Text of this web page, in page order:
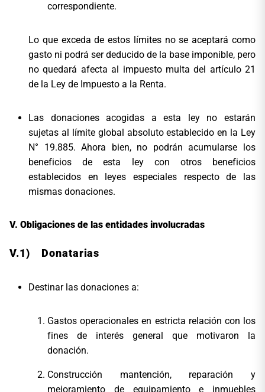
correspondiente.
Lo que exceda de estos límites no se aceptará como
gasto ni podrá ser deducido de la base imponible, pero
no quedará afecta al impuesto multa del artículo 21
de la Ley de Impuesto a la Renta.
Las donaciones acogidas a esta ley no estarán
sujetas al límite global absoluto establecido en la Ley
N° 19.885. Ahora bien, no podrán acumularse los
beneficios de esta ley con otros beneficios
establecidos en leyes especiales respecto de las
mismas donaciones.
Obligaciones de las entidades involucradas
V.1) Donatarias
Destinar las donaciones a:
Gastos operacionales en estricta relación con los
fines de interés general que motivaron la
donación.
Construcción mantención, reparación y
mejoramiento de equipamiento e inmuebles